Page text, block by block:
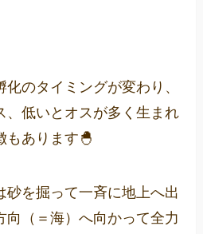
のタイミングが変わり、
、低いとオスが多く生まれ
もあります🐣
砂を掘って一斉に地上へ出
向（＝海）へ向かって全力